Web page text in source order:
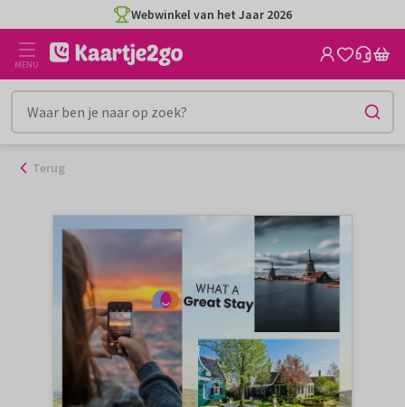
naar
inhoud
Webwinkel van het Jaar 2026
MENU
Terug